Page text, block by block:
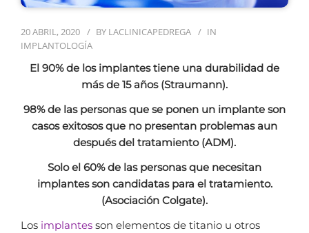
20 ABRIL, 2020 BY LACLINICAPEDREGA
IN
IMPLANTOLOGÍA
El 90% de los implantes tiene una durabilidad de
más de 15 años (Straumann).
98% de las personas que se ponen un implante son
casos exitosos que no presentan problemas aun
después del tratamiento (ADM).
Solo el 60% de las personas que necesitan
implantes son candidatas para el tratamiento.
(Asociación Colgate).
Los implantes son elementos de titanio u otros